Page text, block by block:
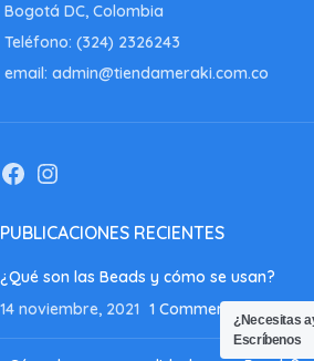
Bogotá DC, Colombia
Teléfono: (324) 2326243
email: admin@tiendameraki.com.co
PUBLICACIONES RECIENTES
¿Qué son las Beads y cómo se usan?
14 noviembre, 2021 1 Comment
¿Necesitas
Escríbenos